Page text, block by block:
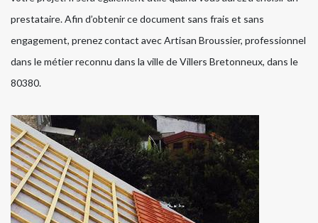
prestataire. Afin d’obtenir ce document sans frais et sans
engagement, prenez contact avec Artisan Broussier, professionnel
dans le métier reconnu dans la ville de Villers Bretonneux, dans le
80380.